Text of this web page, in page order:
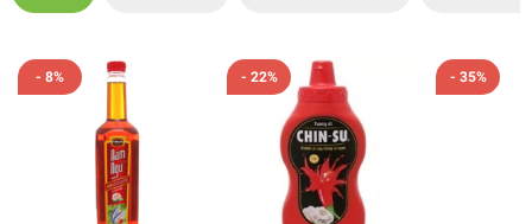
- 8% - 22% - 35%